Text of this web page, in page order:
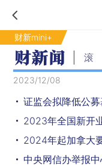
财新mini+
2023/12/08
2023年全国新开